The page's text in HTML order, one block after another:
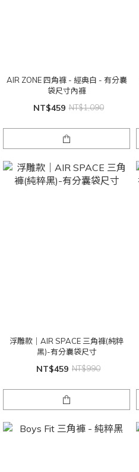
AIR ZONE 四角褲 - 經典白 - 有分囊
袋尺寸內褲
NT$459 NT$1,090
浮雕款｜AIR SPACE 三角褲(純粹
黑)-有分囊袋尺寸
NT$459 NT$990